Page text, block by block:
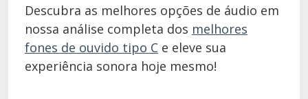
Descubra as melhores opções de áudio em
nossa análise completa dos melhores
fones de ouvido tipo C e eleve sua
experiência sonora hoje mesmo!